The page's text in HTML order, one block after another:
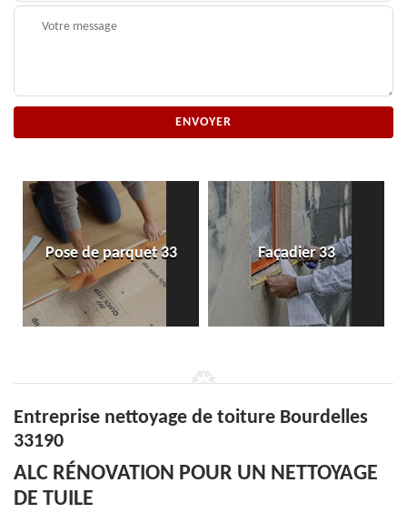
Pose de parquet 33 Façadier 33
Entreprise nettoyage de toiture Bourdelles
33190
ALC RÉNOVATION POUR UN NETTOYAGE
DE TUILE